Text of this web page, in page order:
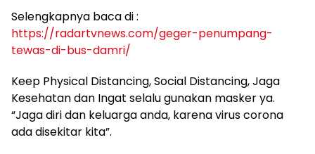
Selengkapnya baca di :
https://radartvnews.com/geger-penumpang-
tewas-di-bus-damri/
Keep Physical Distancing, Social Distancing, Jaga
Kesehatan dan Ingat selalu gunakan masker ya.
“Jaga diri dan keluarga anda, karena virus corona
ada disekitar kita”.